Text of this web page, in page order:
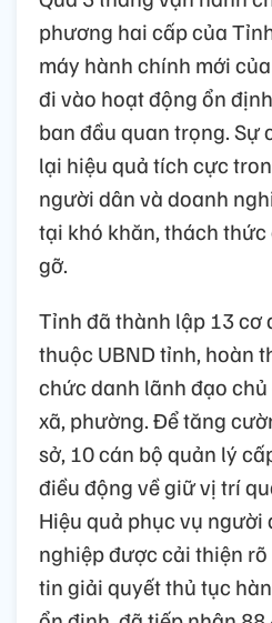
phương hai cấp của
máy hành chính mới
đi vào hoạt động ổn
ban đầu quan trọng. Sự
lại hiệu quả tích cực
người dân và doanh
tại khó khăn, thách
gỡ.
Tỉnh đã thành lập 13 cơ
thuộc UBND tỉnh, hoàn
chức danh lãnh đạo
xã, phường. Để tăng
sở, 10 cán bộ quản lý
điều động về giữ vị trí
Hiệu quả phục vụ người
nghiệp được cải thiện
tin giải quyết thủ tục